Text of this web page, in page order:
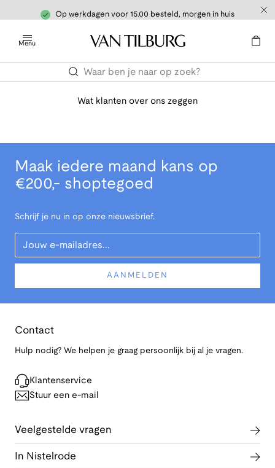
Op werkdagen voor 15.00 besteld, morgen in huis
Menu
Wat klanten over ons zeggen
Maak iedere maand kans op
€200,- shoptegoed
Schrijf je nu in op onze nieuwsbrief.
Your Email
AANMELDEN
Contact
Hulp nodig? We helpen je graag persoonlijk bij al je vragen.
Klantenservice
Stuur een e-mail
Veelgestelde vragen
In Nistelrode